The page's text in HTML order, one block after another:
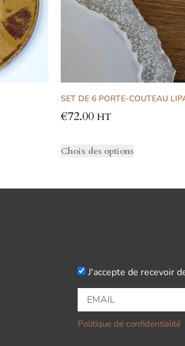
SET DE 6 PORTE-COUTEAU
€72.00 HT
Choix des options
J'accepte de recevoir
Politique de confidentialité